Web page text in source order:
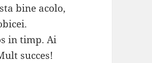
bine acolo,
in timp. Ai
succes!